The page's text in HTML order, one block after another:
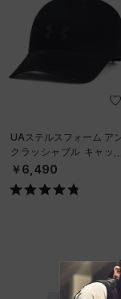
UAステルスフォーム ア
クラッシャブル キャップ
（ライフスタイル/UNISE
￥6,490